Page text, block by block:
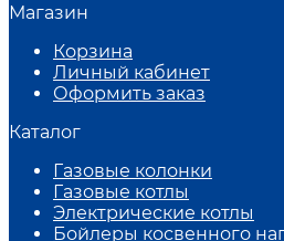
Магазин
Корзина
Личный кабинет
Оформить заказ
Каталог
Газовые колонки
Газовые котлы
Электрические котлы
Бойлеры косвенного